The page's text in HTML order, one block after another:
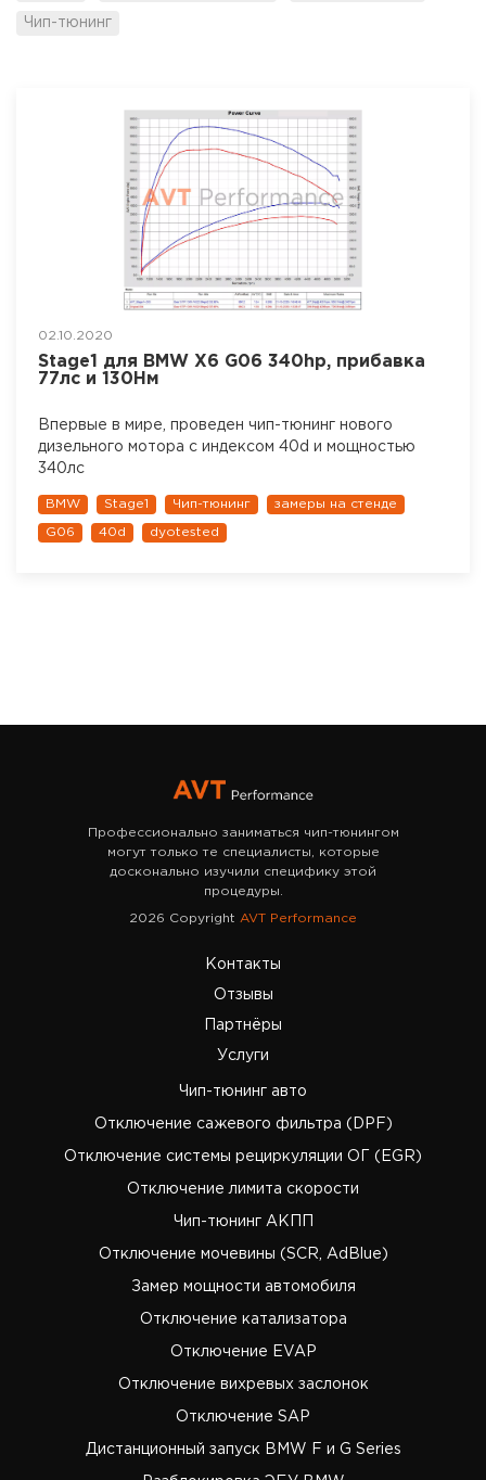
Чип-тюнинг
02.10.2020
Stage1 для BMW X6 G06 340hp, прибавка
77лс и 130Нм
Впервые в мире, проведен чип-тюнинг нового
дизельного мотора с индексом 40d и мощностью
340лс
BMW Stage1 Чип-тюнинг замеры на стенде
G06 40d dyotested
Профессионально заниматься чип-тюнингом
могут только те специалисты, которые
досконально изучили специфику этой
процедуры.
2026 Copyright AVT Performance
Услуги
Чип-тюнинг авто
Отключение сажевого фильтра (DPF)
Отключение системы рециркуляции ОГ (EGR)
Отключение лимита скорости
Чип-тюнинг АКПП
Отключение мочевины (SCR, AdBlue)
Замер мощности автомобиля
Отключение катализатора
Отключение EVAP
Отключение вихревых заслонок
Отключение SAP
Дистанционный запуск BMW F и G Series
Партнёры
Отзывы
Контакты